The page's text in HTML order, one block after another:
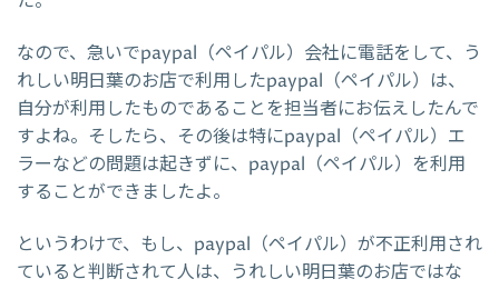
なので、急いでpaypal（ペイパル）会社に電話をして、う
れしい明日葉のお店で利用したpaypal（ペイパル）は、
自分が利用したものであることを担当者にお伝えしたんで
すよね。そしたら、その後は特にpaypal（ペイパル）エ
ラーなどの問題は起きずに、paypal（ペイパル）を利用
することができましたよ。
というわけで、もし、paypal（ペイパル）が不正利用され
ていると判断されて人は、うれしい明日葉のお店ではな